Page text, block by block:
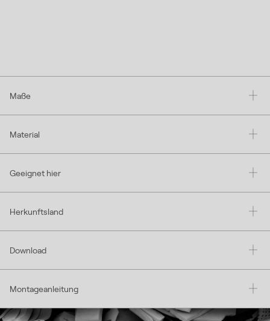
Maße
Material
Geeignet hier
Herkunftsland
Download
Montageanleitung